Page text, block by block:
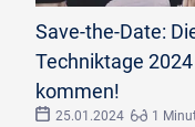
Save-the-Date:
Techniktage 2024
kommen!
25.01.2024
1